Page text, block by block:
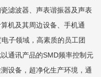
滤波器、声表谐振器及声表
机及其周边设备、手机通
子领域，高素质的员工团
通讯产品的SMD频率控制元
设备，超净化生产环境，通